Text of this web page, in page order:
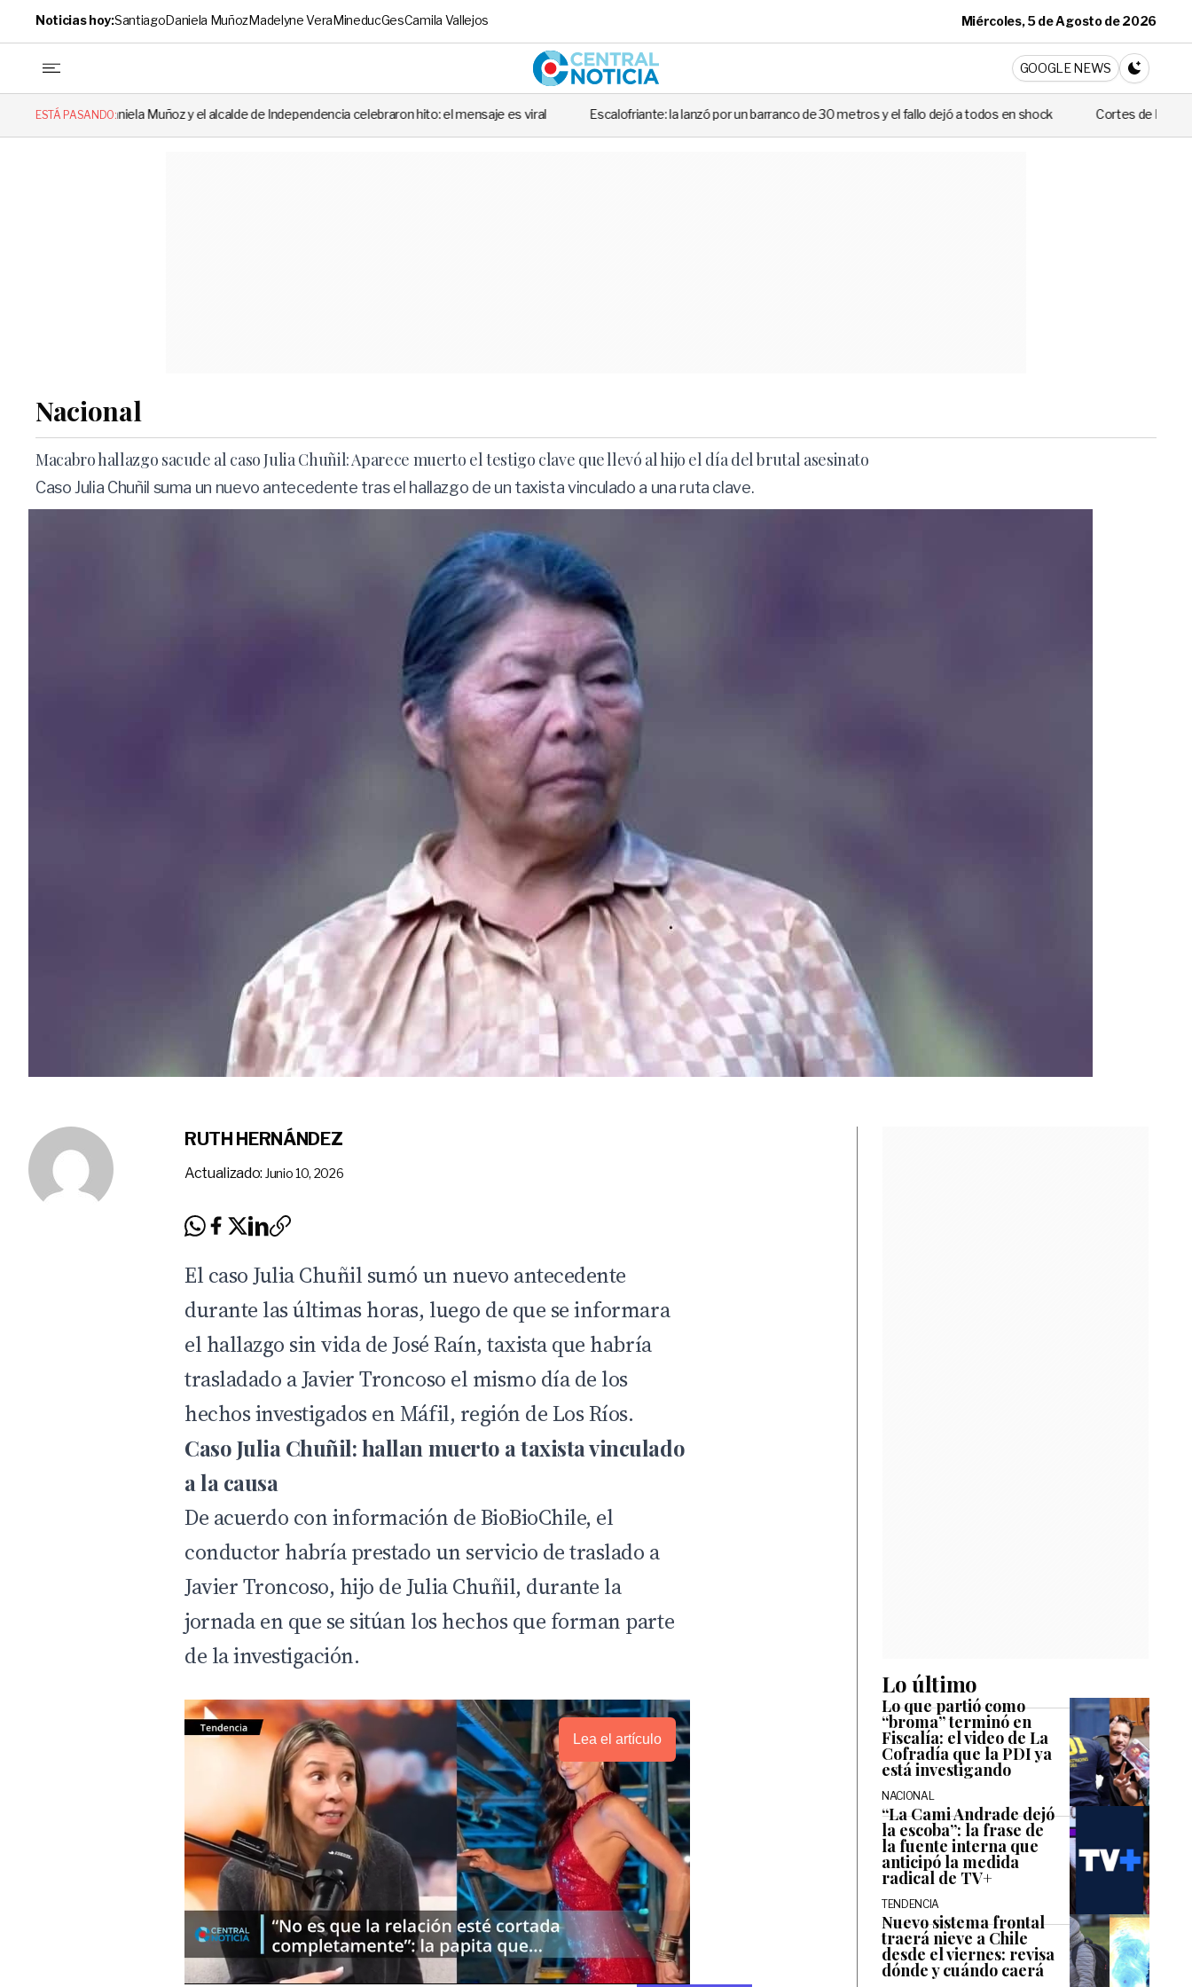
Noticias hoy:SantiagoDaniela MuñozMadelyne VeraMineducGesCamila Vallejos Miércoles, 5 de Agosto de 2026
Central Noticia
GOOGLE NEWS
CAMBIA A
ESTÁ PASANDO:
Daniela Muñoz y el alcalde de Independencia celebraron hito: el mensaje es viral Escalofriante: la lanzó por un barranco de 30 metros y el fallo dejó a todos en shock Cortes de luz de hasta 8 horas
Nacional
Macabro hallazgo sacude al caso Julia Chuñil: Aparece muerto el testigo clave que llevó al hijo el día del brutal asesinato
Caso Julia Chuñil suma un nuevo antecedente tras el hallazgo de un taxista vinculado a una ruta clave.
RUTH HERNÁNDEZ
Actualizado: Junio 10, 2026
El caso Julia Chuñil sumó un nuevo antecedente
durante las últimas horas, luego de que se informara
el hallazgo sin vida de José Raín, taxista que habría
trasladado a Javier Troncoso el mismo día de los
hechos investigados en Máfil, región de Los Ríos.
Caso Julia Chuñil: hallan muerto a taxista vinculado
a la causa
De acuerdo con información deBioBioChile, el
conductor habría prestado un servicio de traslado a
Javier Troncoso, hijo de Julia Chuñil, durante la
jornada en que se sitúan los hechos que forman parte
de la investigación.
Lea el artículo
Lo último
Lo que partió como
“broma” terminó en
Fiscalía: el video de La
Cofradía que la PDI ya
está investigando
NACIONAL
“La Cami Andrade dejó
la escoba”: la frase de
la fuente interna que
anticipó la medida
radical de TV+
TENDENCIA
Nuevo sistema frontal
traerá nieve a Chile
desde el viernes: revisa
dónde y cuándo caerá